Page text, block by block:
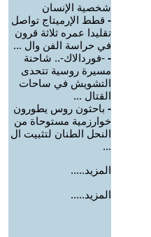
شخصية الإنسان
- قطط الإرميتاج تواصل
تقليدا عمره ثلاثة قرون
في حراسة الفن وال ...
- -فوردالاك-.. شاحنة
مسيرة روسية تتحدى
التشويش في ساحات
القتال ...
- باحثون روس يطورون
خوارزمية مستوحاة من
النحل الطنان لتثبيت ال
...
المزيد.....
المزيد.....